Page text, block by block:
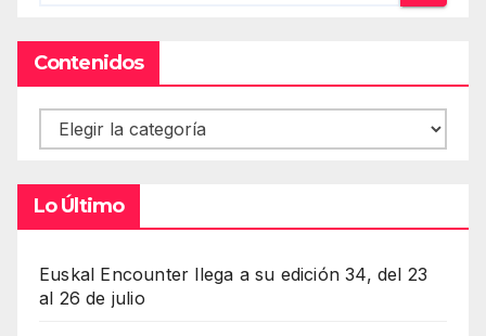
Contenidos
Contenidos
Lo Último
Euskal Encounter llega a su edición 34, del 23
al 26 de julio